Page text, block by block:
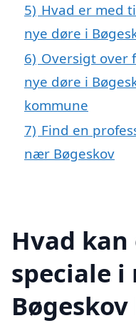
5) Hvad er med
nye døre i
6) Oversigt over
nye døre i
kommune
7) Find en
nær Bøgeskov
Hvad
speciale i